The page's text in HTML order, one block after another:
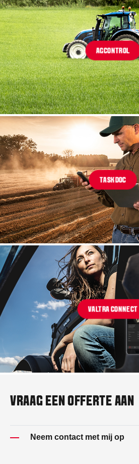
AGCONTROL
TASKDOC
VALTRA CONNECT
VRAAG EEN OFFERTE AAN
Neem contact met mij op